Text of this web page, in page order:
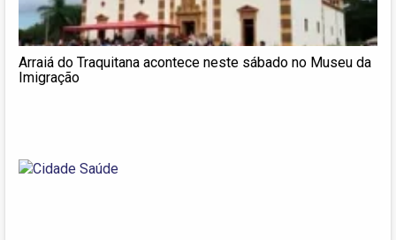
Arraiá do Traquitana acontece neste sábado no Museu da
Imigração